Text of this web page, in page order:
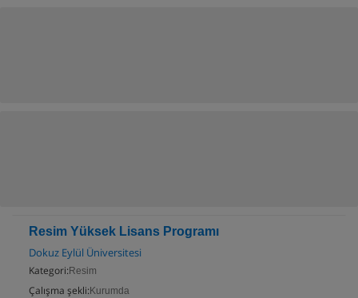
Resim Yüksek Lisans Programı
Dokuz Eylül Üniversitesi
Kategori: Resim
Çalışma şekli: Kurumda